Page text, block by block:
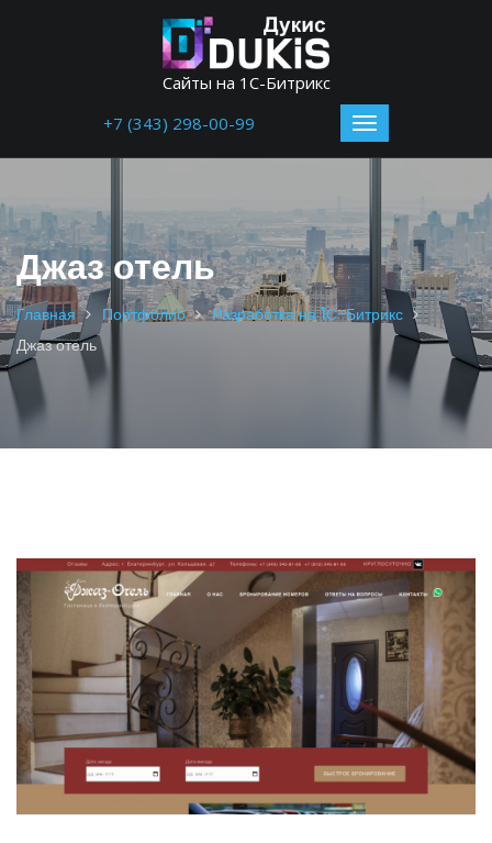
Сайты на 1С-Битрикс
+7 (343) 298-00-99
Джаз отель
Главная Портфолио
Разработка на 1С-Битрикс
Джаз отель